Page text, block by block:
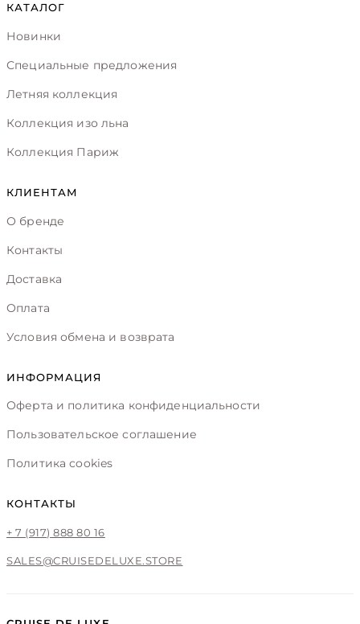
КАТАЛОГ
Новинки
Специальные предложения
Летняя коллекция
Коллекция изо льна
Коллекция Париж
КЛИЕНТАМ
О бренде
Контакты
Доставка
Оплата
Условия обмена и возврата
ИНФОРМАЦИЯ
Оферта и политика конфиденциальности
Пользовательское соглашение
Политика cookies
КОНТАКТЫ
+ 7 (917) 888 80 16
SALES@CRUISEDELUXE.STORE